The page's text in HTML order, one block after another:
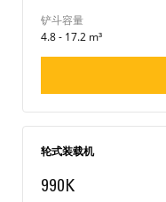
铲斗容量
4.8 - 17.2 m³
轮式装载机
990K